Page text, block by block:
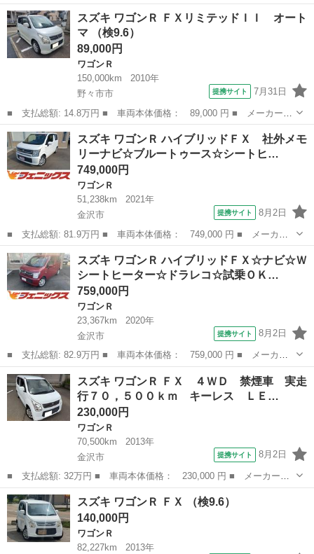
名： スズキ ■ 車種名： ワゴンＲ ■ グレード名： ハイブリッ
ドＦＸ☆走行５．６万キロ☆車検Ｒ１０／４ ☆社外ポータブルナビ
☆純正カーオ...
石川 小松市 ワゴンＲ
スズキ ワゴンＲ ＦＸリミテッドＩＩ オート
マ （検9.6）
89,000円
ワゴンＲ
150,000km
2010年
野々市市
提携サイト 7月31日
■ 支払総額: 14.8万円 ■ 車両本体価格： 89,000 円 ■ メーカー
名： スズキ ■ 車種名： ワゴンＲ ■ グレード名： ＦＸリミテ
ッドＩＩ オートマ ■ 排気量： 660cc ■ ドア枚数： 5D ■ ミ
ッ...
石川 野々市市 ワゴンＲ
スズキ ワゴンＲ ハイブリッドＦＸ 社外メモ
リーナビ☆ブルートゥース☆シートヒ…
749,000円
ワゴンＲ
51,238km
2021年
金沢市
提携サイト 8月2日
■ 支払総額: 81.9万円 ■ 車両本体価格： 749,000 円 ■ メーカー
名： スズキ ■ 車種名： ワゴンＲ ■ グレード名： ハイブリッ
ドＦＸ 社外メモリーナビ☆ブルートゥース☆シートヒーター☆デュ
アルセンサー...
石川 金沢市 ワゴンＲ
スズキ ワゴンＲ ハイブリッドＦＸ☆ナビ☆Ｗ
シートヒーター☆ドラレコ☆試乗ＯＫ…
759,000円
ワゴンＲ
23,367km
2020年
金沢市
提携サイト 8月2日
■ 支払総額: 82.9万円 ■ 車両本体価格： 759,000 円 ■ メーカー
名： スズキ ■ 車種名： ワゴンＲ ■ グレード名： ハイブリッ
ドＦＸ☆ナビ☆Ｗシートヒーター☆ドラレコ☆試乗ＯＫ ＳＤナビ☆
Ｂｌｕｅｔｏ...
石川 金沢市 ワゴンＲ
スズキ ワゴンＲ ＦＸ ４ＷＤ 禁煙車 実走
行７０，５００ｋｍ キーレス ＬＥ…
230,000円
ワゴンＲ
70,500km
2013年
金沢市
提携サイト 8月2日
■ 支払総額: 32万円 ■ 車両本体価格： 230,000 円 ■ メーカー
名： スズキ ■ 車種名： ワゴンＲ ■ グレード名： ＦＸ ４Ｗ
Ｄ 禁煙車 実走行７０，５００ｋｍ キーレス ＬＥＤポジション
＆ルームランプ＆...
石川 金沢市 ワゴンＲ
スズキ ワゴンＲ ＦＸ （検9.6）
140,000円
ワゴンＲ
82,227km
2013年